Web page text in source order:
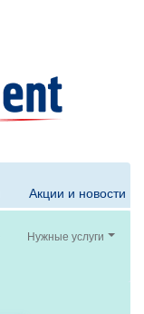
Акции и новости
Нужные услуги